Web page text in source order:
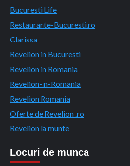
Bucuresti Life
Restaurante-Bucuresti.ro
Clarissa
Revelion in Bucuresti
Revelion in Romania
Revelion-in-Romania
Revelion Romania
Oferte de Revelion .ro
Revelion la munte
Locuri de munca